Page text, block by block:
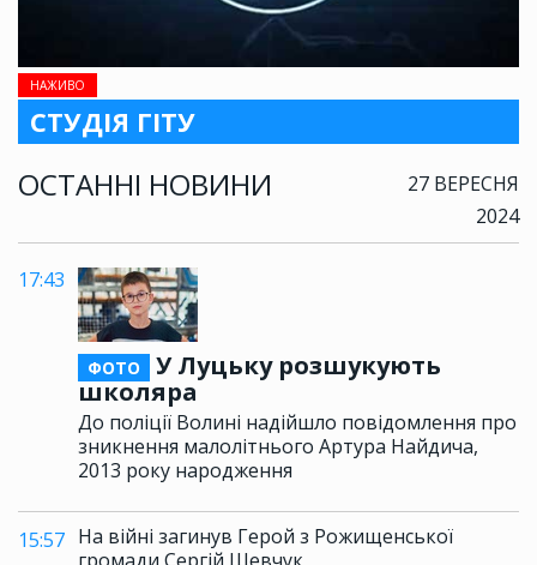
НАЖИВО
СТУДІЯ ГІТУ
ОСТАННІ НОВИНИ
27 ВЕРЕСНЯ
2024
17:43
ФОТО
У Луцьку розшукують
школяра
До поліції Волині надійшло повідомлення про
зникнення малолітнього Артура Найдича,
2013 року народження
15:57 На війні загинув Герой з Рожищенської